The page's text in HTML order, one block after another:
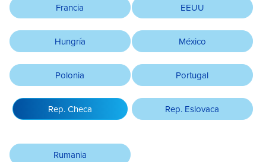
Francia EEUU
Hungría México
Polonia Portugal
Rep. Checa Rep. Eslovaca
Rumania